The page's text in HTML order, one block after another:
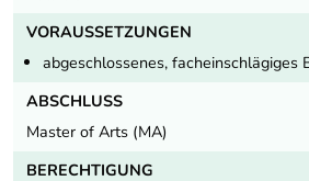
VORAUSSETZUNGEN
abgeschlossenes, facheinschlägiges
ABSCHLUSS
Master of Arts (MA)
BERECHTIGUNG